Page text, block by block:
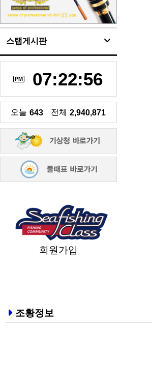
스탭게시판
PM 07:22:57
오늘 643 전체 2,940,871
회원가입
조황정보